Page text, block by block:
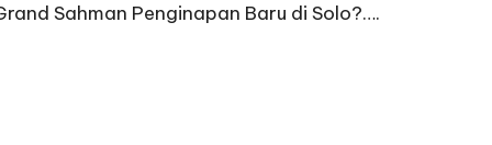
Sahman Penginapan Baru di Solo?….